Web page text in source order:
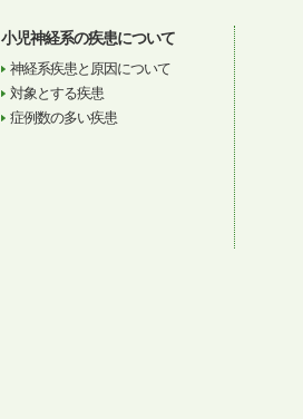
小児神経系の疾患について
神経系疾患と原因について
対象とする疾患
症例数の多い疾患